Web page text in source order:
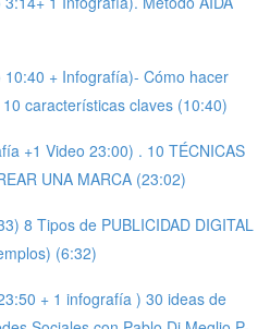
10:40 + Infografía)- Cómo hacer
características claves (10:40)
+1 Video 23:00) . 10 TÉCNICAS
UNA MARCA (23:02)
8 Tipos de PUBLICIDAD DIGITAL
(6:32)
+ 1 infografía ) 30 ideas de